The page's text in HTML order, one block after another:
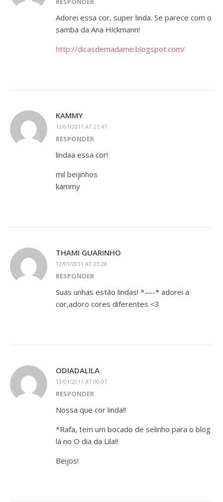
Adorei essa cor, super linda. Se parece com o
samba da Ana Hickmann!
http://dicasdemadame.blogspot.com/
KAMMY
12/01/2011 AT 21:47
RESPONDER
lindaa essa cor!
mil beijinhos
kammy
THAMI GUARINHO
12/01/2011 AT 23:28
RESPONDER
Suas unhas estão lindas! *—-* adorei a
cor,adoro cores diferentes <3
ODIADALILA
13/01/2011 AT 00:07
RESPONDER
Nossa que cor linda!!
*Rafa, tem um bocado de selinho para o blog
lá no O dia da Lila!!
Beijos!